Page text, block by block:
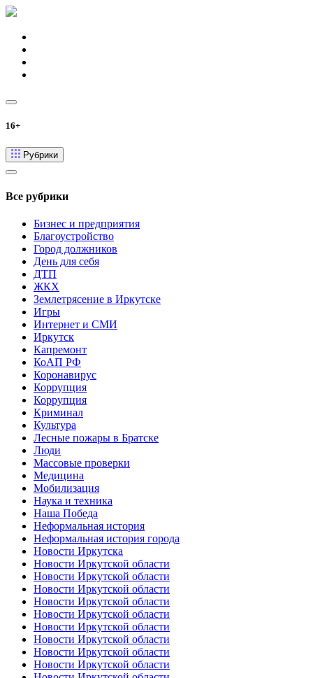
16+
Рубрики
Все рубрики
Бизнес и предприятия
Благоустройство
Город должников
День для себя
ДТП
ЖКХ
Землетрясение в Иркутске
Игры
Интернет и СМИ
Иркутск
Капремонт
КоАП РФ
Коронавирус
Коррупция
Коррупция
Криминал
Культура
Лесные пожары в Братске
Люди
Массовые проверки
Медицина
Мобилизация
Наука и техника
Наша Победа
Неформальная история
Неформальная история города
Новости Иркутска
Новости Иркутской области
Новости Иркутской области
Новости Иркутской области
Новости Иркутской области
Новости Иркутской области
Новости Иркутской области
Новости Иркутской области
Новости Иркутской области
Новости Иркутской области